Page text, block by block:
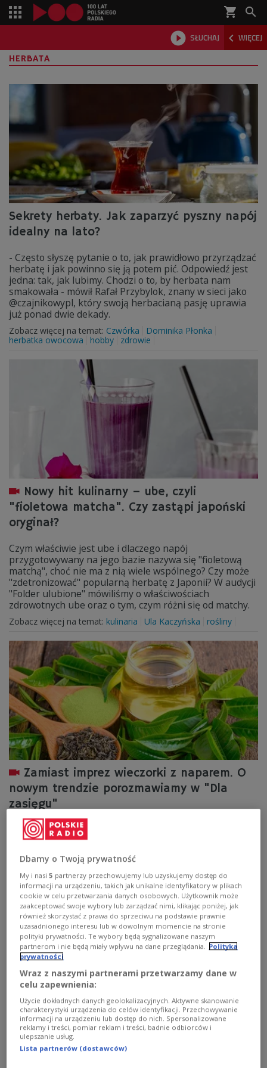
shopping_cart 
 SŁUCHAJ  WIĘCEJ

HERBATA
Sekrety herbaty. Jak zaparzyć pyszny napój
idealny na lato?
- Często słyszę pytanie o to, jak prawidłowo przyrządzać
herbatę i jak powinno się ją potem pić. Odpowiedź jest
jedna: tak, jak lubimy. Chodzi o to, by herbata nam
smakowała - mówił Rafał Przybylok, znany w sieci jako
@czajnikowypl, który swoją herbacianą pasję uprawia
już ponad dwie dekady.
Zobacz więcej na temat: Czwórka
Dominika Płonka
herbatka owocowa
hobby zdrowie
Nowy hit kulinarny – ube, czyli
"fioletowa matcha". Czy zastąpi japoński
oryginał?
Czym właściwie jest ube i dlaczego napój
przygotowywany na jego bazie nazywa się "fioletową
matchą", choć nie ma z nią wiele wspólnego? Czy może
"zdetronizować" popularną herbatę z Japonii? W audycji
"Folder ulubione" mówiliśmy o właściwościach
zdrowotnych ube oraz o tym, czym różni się od matchy.
Zobacz więcej na temat: kulinaria Ula Kaczyńska rośliny
Zamiast imprez wieczorki z naparem. O
nowym trendzie porozmawiamy w "Dla
zasięgu"
Dlaczego w social mediach dziś wszyscy piją herbatę? O
co chodzi z najnowszym trendem pokolenia Z? O to
spytamy naszych gości już w czwartek o godzinie 12.00.
Czwórka
Kultowe polskie śniadania i smaczne
hity z zagranicy
Dbamy o Twoją prywatność
My i nasi5 partnerzy przechowujemy lub uzyskujemy dostęp do
informacji na urządzeniu, takich jak unikalne identyfikatory w plikach
cookie w celu przetwarzania danych osobowych. Użytkownik może
zaakceptować swoje wybory lub zarządzać nimi, klikając poniżej, jak
również skorzystać z prawa do sprzeciwu na podstawie prawnie
uzasadnionego interesu lub w dowolnym momencie na stronie
polityki prywatności. Te wybory będą sygnalizowane naszym
partnerom i nie będą miały wpływu na dane przeglądania. Polityka
prywatności
Wraz z naszymi partnerami przetwarzamy dane w
celu zapewnienia:
Użycie dokładnych danych geolokalizacyjnych. Aktywne skanowanie
charakterystyki urządzenia do celów identyfikacji. Przechowywanie
informacji na urządzeniu lub dostęp do nich. Spersonalizowane
reklamy i treści, pomiar reklam i treści, badnie odbiorców i
ulepszanie usług.
Lista partnerów (dostawców)